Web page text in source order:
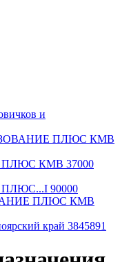
и
ПЛЮС КМВ
ПЛЮС КМВ 37000
ПЛЮС...I 90000
ПЛЮС КМВ
край 3845891